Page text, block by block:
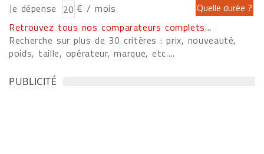
Je dépense
€ / mois
Retrouvez tous nos comparateurs complets...
Recherche sur plus de 30 critères : prix, nouveauté,
poids, taille, opérateur, marque, etc....
PUBLICITÉ